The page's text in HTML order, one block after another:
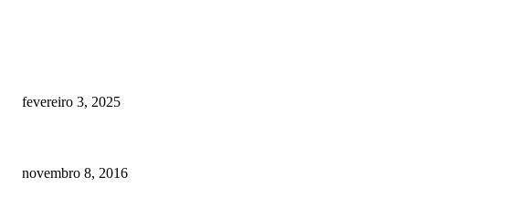
fevereiro 3, 2025
novembro 8, 2016